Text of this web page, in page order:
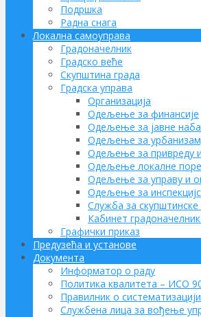
Подршка
Радна снага
Локална самоуправа
Градоначелник
Градско веће
Скупштина града
Градска управа
Организација
Одељење за финансије
Одељење за јавне
Одељење за
Одељење за привреду
Одељење локалне
Одељење за управу и
Одељење за
Служба за
Кабинет
Графички приказ
Предузећа и установе
Документа
Информатор о раду
Политика квалитета – ИСО
Правилник о
Службена лица за вођење